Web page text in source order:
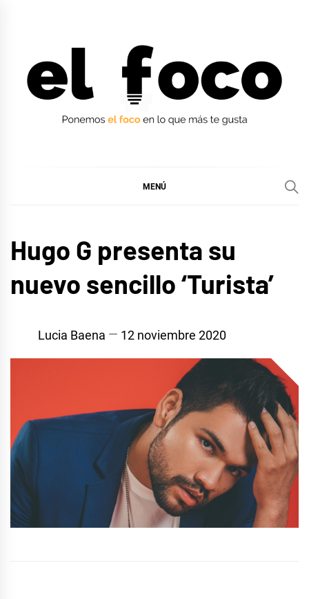
MENÚ
Hugo G presenta su
nuevo sencillo ‘Turista’
Lucia Baena 12 noviembre 2020